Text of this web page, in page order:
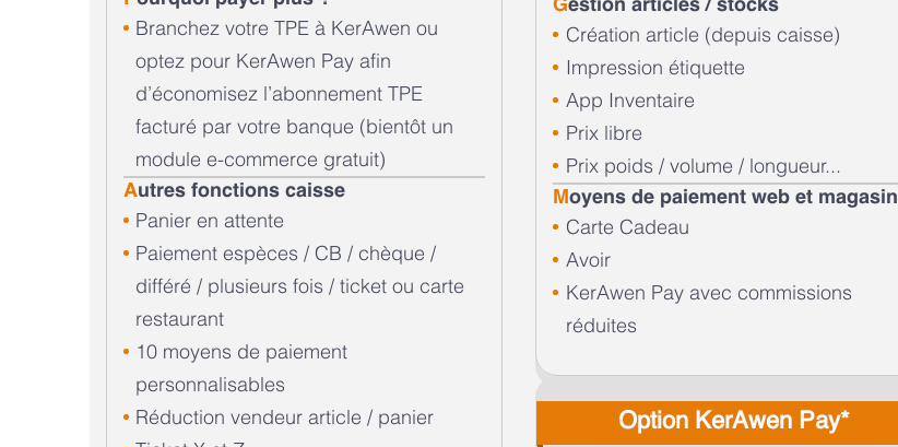
Branchez votre TPE à KerAwen ou
optez pour KerAwen Pay afin
d’économisez l’abonnement TPE
facturé par votre banque (bientôt un
module e-commerce gratuit)
Autres fonctions caisse
Panier en attente
Paiement espèces / CB / chèque /
différé / plusieurs fois / ticket ou carte
restaurant
10 moyens de paiement
personnalisables
Réduction vendeur article / panier
Gestion articles / stocks
Création article (depuis caisse)
Impression étiquette
App Inventaire
Prix libre
Prix poids / volume / longueur...
Moyens de paiement web et magasin
Carte Cadeau
Avoir
KerAwen Pay avec commissions
réduites
Option KerAwen Pay*